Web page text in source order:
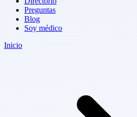
Preguntas
Blog
Soy médico
Inicio